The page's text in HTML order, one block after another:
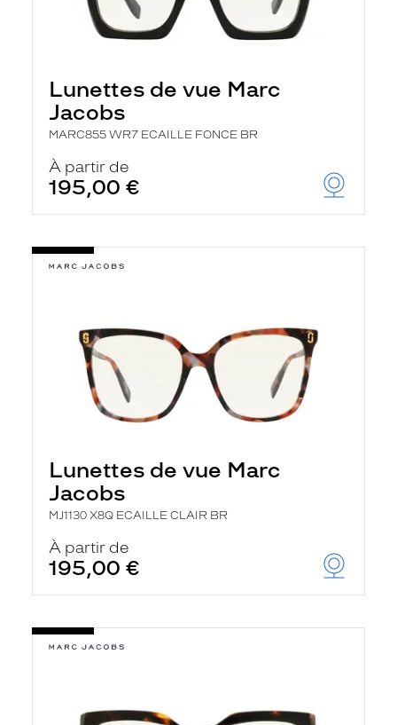
Lunettes de vue Marc
Jacobs
MARC855 WR7 ECAILLE FONCE BR
À partir de
195,00 €
Lunettes de vue Marc
Jacobs
MJ1130 X8Q ECAILLE CLAIR BR
À partir de
195,00 €